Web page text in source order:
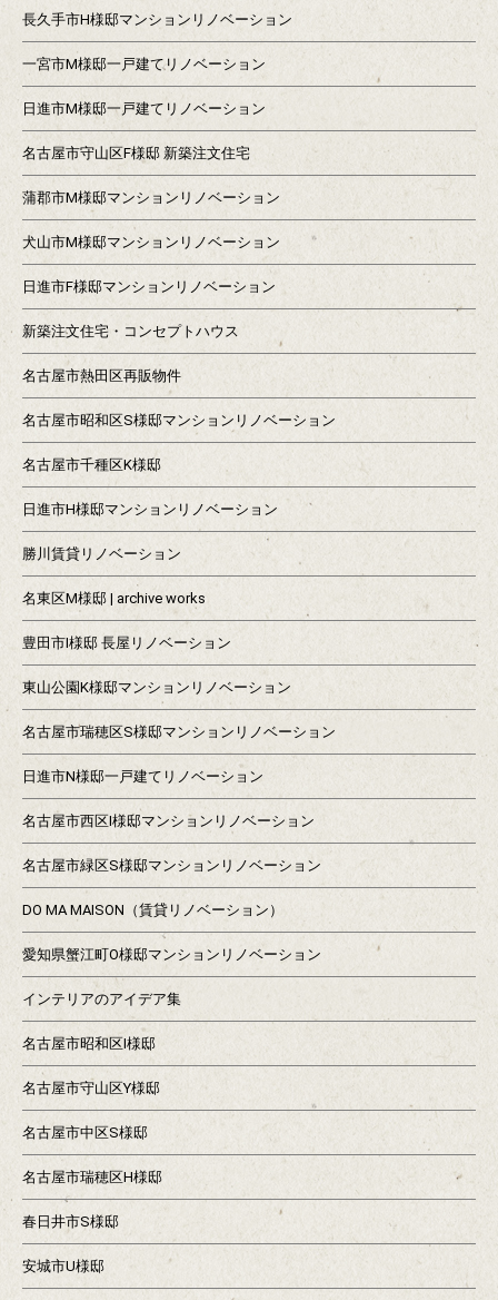
長久手市H様邸マンションリノベーション
一宮市M様邸一戸建てリノベーション
日進市M様邸一戸建てリノベーション
名古屋市守山区F様邸 新築注文住宅
蒲郡市M様邸マンションリノベーション
犬山市M様邸マンションリノベーション
日進市F様邸マンションリノベーション
新築注文住宅・コンセプトハウス
名古屋市熱田区再販物件
名古屋市昭和区S様邸マンションリノベーション
名古屋市千種区K様邸
日進市H様邸マンションリノベーション
勝川賃貸リノベーション
名東区M様邸 | archive works
豊田市I様邸 長屋リノベーション
東山公園K様邸マンションリノベーション
名古屋市瑞穂区S様邸マンションリノベーション
日進市N様邸一戸建てリノベーション
名古屋市西区I様邸マンションリノベーション
名古屋市緑区S様邸マンションリノベーション
DO MA MAISON（賃貸リノベーション）
愛知県蟹江町O様邸マンションリノベーション
インテリアのアイデア集
名古屋市昭和区I様邸
名古屋市守山区Y様邸
名古屋市中区S様邸
名古屋市瑞穂区H様邸
春日井市S様邸
安城市U様邸